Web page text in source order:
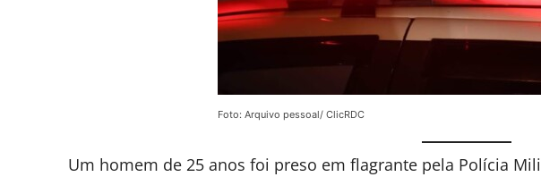
Foto: Arquivo pessoal/ ClicRDC
Um homem de 25 anos foi preso em flagrante pela Polícia